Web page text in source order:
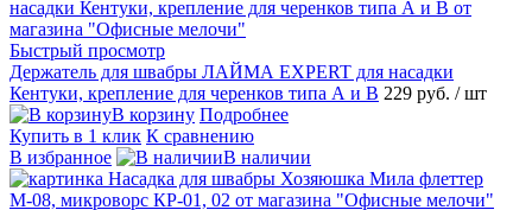
Быстрый просмотр
Держатель для швабры ЛАЙМА EXPERT для насадки
Кентуки, крепление для черенков типа А и В 229 руб. / шт
В корзину Подробнее
Купить в 1 клик К сравнению
В избранное
В наличии